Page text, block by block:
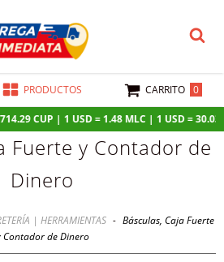
CUP | 1 USD = 1.48 MLC | 1 USD = 30.03
PRODUCTOS CARRITO 0
Fuerte y Contador de
Dinero
| HERRAMIENTAS - Básculas, Caja Fuerte
Contador de Dinero